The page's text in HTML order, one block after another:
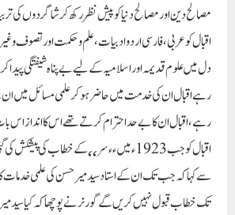
مصالح دین اور مصالح دنیا کو پیش نظر رکھ کر شاگردوں
اقبال کو عربی ، فارسی اردو ادبیات ، علم و حکمت اور تصوف
دل میں علوم قدیمہ اور اسلامیہ کے لیے بے پناہ شیفتگی
رہے اقبال ان کی خدمت میں حاضر ہو کر علمی مسائل میں
رہے ، اقبال ان کا بے حد احترام کرتے تھے اس کا انداز اس
اقبال کو جب 1923ء میں ٫٫ سر ٬٬ کے
سے کہا کہ جب تک ان کے استاد سید میر حسن کی علمی خدمات
تک خطاب قبول نہیں کریں گے گورنر نے پوچھا کہ کیا سید